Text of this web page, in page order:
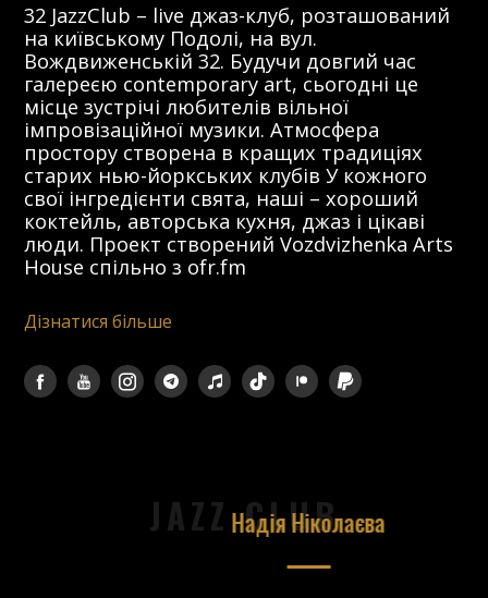
32 JazzClub – live джаз-клуб, розташований
на київському Подолі, на вул.
Вождвиженській 32. Будучи довгий час
галереєю contemporary art, сьогодні це
місце зустрічі любителів вільної
імпровізаційної музики. Атмосфера
простору створена в кращих традиціях
старих нью-йоркських клубів У кожного
свої інгредієнти свята, наші – хороший
коктейль, авторська кухня, джаз і цікаві
люди. Проект створений Vozdvizhenka Arts
House спільно з ofr.fm
Дізнатися більше
JAZZ CLUB
Надія Ніколаєва